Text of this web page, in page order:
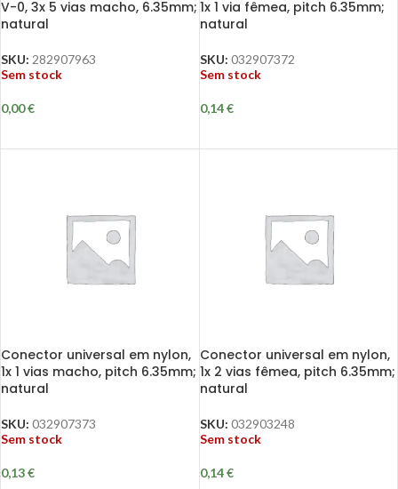
V-0, 3x 5 vias macho, 6.35mm;
natural
SKU: 282907963
Sem stock
0,00€
1x 1 via fêmea, pitch 6.35mm;
natural
SKU: 032907372
Sem stock
0,14€
Conector universal em nylon,
1x 1 vias macho, pitch 6.35mm;
natural
SKU: 032907373
Sem stock
0,13€
Conector universal em nylon,
1x 2 vias fêmea, pitch 6.35mm;
natural
SKU: 032903248
Sem stock
0,14€